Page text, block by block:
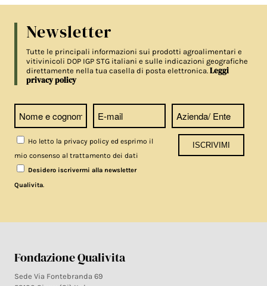
Newsletter
Tutte le principali informazioni sui prodotti agroalimentari e
vitivinicoli DOP IGP STG italiani e sulle indicazioni geografiche
direttamente nella tua casella di posta elettronica.Leggi
privacy policy
Ho letto la privacy policy ed esprimo il
mio consenso al trattamento dei dati
Desidero iscrivermi alla newsletter
Qualivita.
Fondazione Qualivita
Sede Via Fontebranda 69